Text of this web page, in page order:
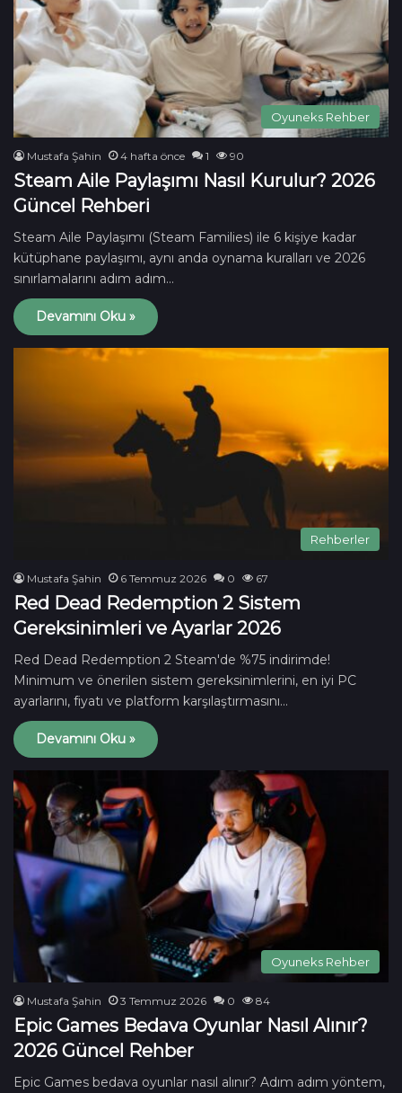
Oyuneks Rehber
Mustafa Şahin 4 hafta önce 1 90
Steam Aile Paylaşımı Nasıl Kurulur? 2026
Güncel Rehberi
Steam Aile Paylaşımı (Steam Families) ile 6 kişiye kadar
kütüphane paylaşımı, aynı anda oynama kuralları ve 2026
sınırlamalarını adım adım…
Devamını Oku »
Rehberler
Mustafa Şahin 6 Temmuz 2026 0 67
Red Dead Redemption 2 Sistem
Gereksinimleri ve Ayarlar 2026
Red Dead Redemption 2 Steam'de %75 indirimde!
Minimum ve önerilen sistem gereksinimlerini, en iyi PC
ayarlarını, fiyatı ve platform karşılaştırmasını…
Devamını Oku »
Oyuneks Rehber
Mustafa Şahin 3 Temmuz 2026 0 84
Epic Games Bedava Oyunlar Nasıl Alınır?
2026 Güncel Rehber
Epic Games bedava oyunlar nasıl alınır? Adım adım yöntem,